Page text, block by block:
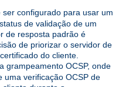
ser configurado para usar um
de validação de um
de resposta padrão é
de priorizar o servidor de
do cliente.
grampeamento OCSP, onde
uma verificação OCSP de